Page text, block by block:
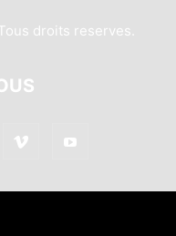
droits reserves.